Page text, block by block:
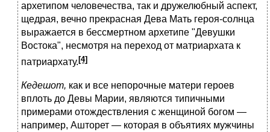
архетипом человечества, так и дружелюбный аспект,
щедрая, вечно прекрасная Дева Мать героя-солнца
выражается в бессмертном архетипе "Девушки
Востока", несмотря на переход от матриархата к
патриархату.[4]
Кедешот, как и все непорочные матери героев
вплоть до Девы Марии, являются типичными
примерами отождествления с женщиной богом —
например, Ашторет — которая в объятиях мужчины